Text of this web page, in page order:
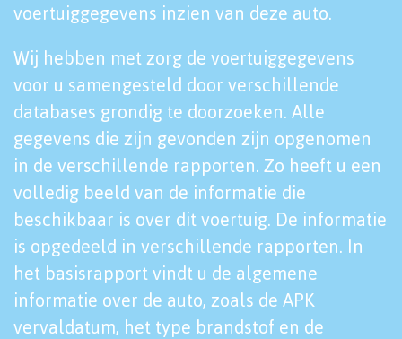
voertuiggegevens inzien van deze auto.
Wij hebben met zorg de voertuiggegevens
voor u samengesteld door verschillende
databases grondig te doorzoeken. Alle
gegevens die zijn gevonden zijn opgenomen
in de verschillende rapporten. Zo heeft u een
volledig beeld van de informatie die
beschikbaar is over dit voertuig. De informatie
is opgedeeld in verschillende rapporten. In
het basisrapport vindt u de algemene
informatie over de auto, zoals de APK
vervaldatum, het type brandstof en de